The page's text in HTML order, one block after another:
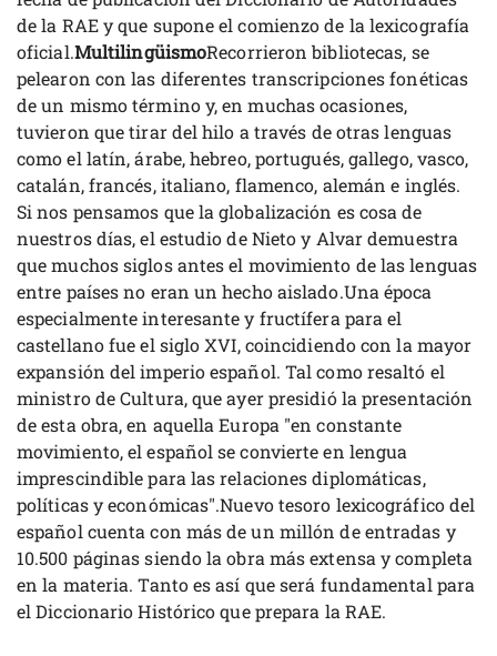
de la RAE y que supone el comienzo de la lexicografía
oficial.MultilingüismoRecorrieron bibliotecas, se
pelearon con las diferentes transcripciones fonéticas
de un mismo término y, en muchas ocasiones,
tuvieron que tirar del hilo a través de otras lenguas
como el latín, árabe, hebreo, portugués, gallego, vasco,
catalán, francés, italiano, flamenco, alemán e inglés.
Si nos pensamos que la globalización es cosa de
nuestros días, el estudio de Nieto y Alvar demuestra
que muchos siglos antes el movimiento de las lenguas
entre países no eran un hecho aislado.Una época
especialmente interesante y fructífera para el
castellano fue el siglo XVI, coincidiendo con la mayor
expansión del imperio español. Tal como resaltó el
ministro de Cultura, que ayer presidió la presentación
de esta obra, en aquella Europa "en constante
movimiento, el español se convierte en lengua
imprescindible para las relaciones diplomáticas,
políticas y económicas".Nuevo tesoro lexicográfico del
español cuenta con más de un millón de entradas y
10.500 páginas siendo la obra más extensa y completa
en la materia. Tanto es así que será fundamental para
el Diccionario Histórico que prepara la RAE.